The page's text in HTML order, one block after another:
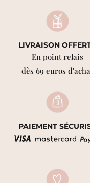
LIVRAISON
En point relais
dès 69 euros
PAIEMENT